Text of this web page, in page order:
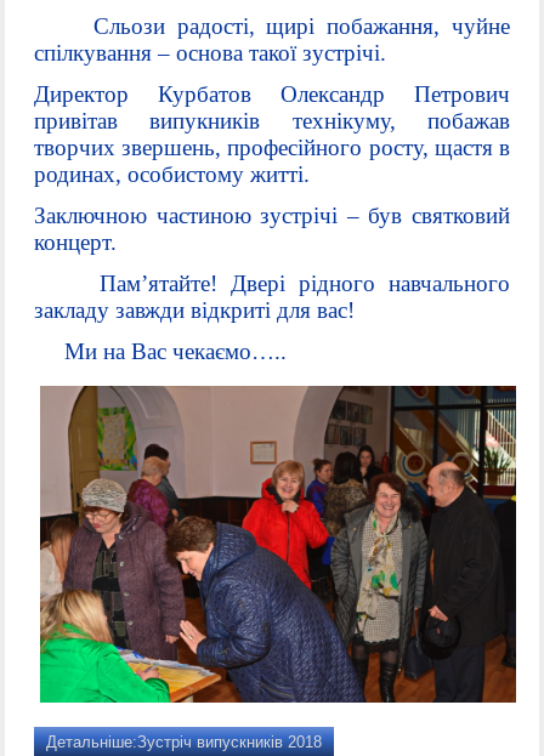
Сльози радості, щирі побажання, чуйне
спілкування – основа такоїзустрічі.
Директор Курбатов Олександр Петрович
привітав випукників технікуму, побажав
творчих звершень, професійного росту, щастя в
родинах, особистому житті.
Заключною частиною зустрічі – був святковий
концерт.
Пам’ятайте! Двері рідного навчального
закладу завжди відкриті для вас!
Ми на Вас чекаємо…..
Детальніше:Зустріч випускників 2018